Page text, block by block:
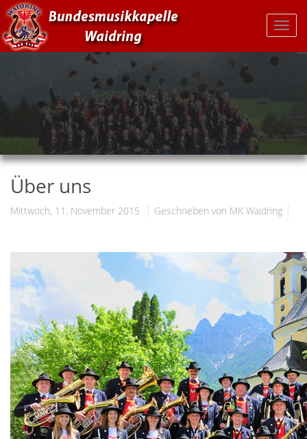
Über uns
Mittwoch, 11. November 2015 Geschrieben von MK Waidring